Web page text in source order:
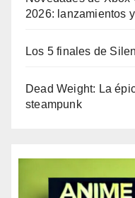
2026: lanzamientos
Los 5 finales de
Dead Weight: La
steampunk